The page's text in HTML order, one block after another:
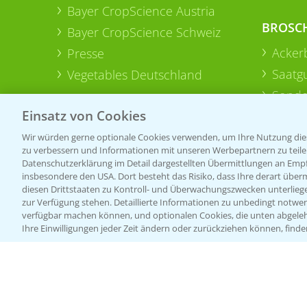
Bayer CropScience Austria
Bayer CropScience Schweiz
Presse
Vegetables Deutschland
Einsatz von Cookies
Wir würden gerne optionale Cookies verwenden, um Ihre Nutzung
zu verbessern und Informationen mit unseren Werbepartnern zu
Datenschutzerklärung im Detail dargestellten Übermittlungen an
insbesondere den USA. Dort besteht das Risiko, dass Ihre derart
diesen Drittstaaten zu Kontroll- und Überwachungszwecken
zur Verfügung stehen. Detaillierte Informationen zu unbedingt
verfügbar machen können, und optionalen Cookies, die unten
Ihre Einwilligungen jeder Zeit ändern oder zurückziehen können,